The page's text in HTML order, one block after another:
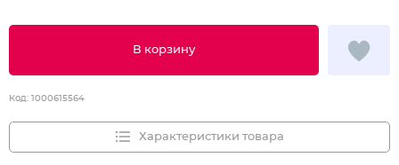
В корзину
Код: 1000615564
Характеристики товара